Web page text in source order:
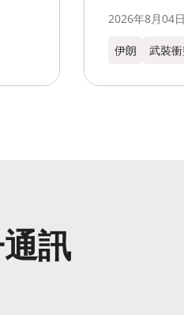
2026年8月04日
伊朗 武裝
訊